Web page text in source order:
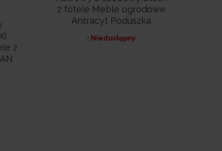
2
2 fotele Meble ogrodowe
Antracyt Poduszka
• Niedostępny